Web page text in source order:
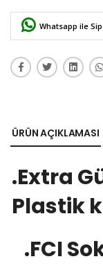
Whatsapp ile
ÜRÜN AÇIKLAMASI
.Extra
Plastik
.FCI